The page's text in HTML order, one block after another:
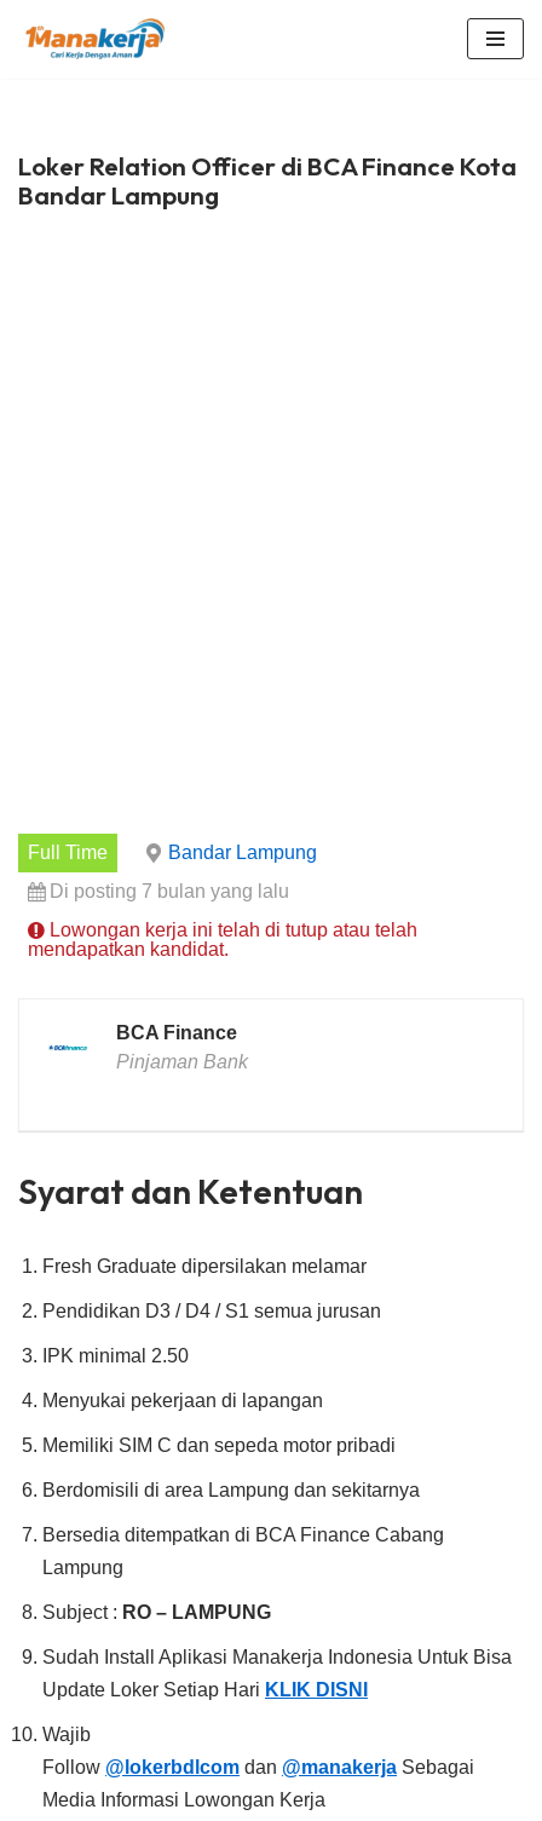
Loker Relation Officer di BCA Finance Kota
Bandar Lampung
Full Time
Bandar Lampung
Di posting 7 bulan yang lalu
Lowongan kerja ini telah di tutup atau telah
mendapatkan kandidat.
BCA Finance
Pinjaman Bank
Syarat dan Ketentuan
Fresh Graduate dipersilakan melamar
Pendidikan D3 / D4 / S1 semua jurusan
IPK minimal 2.50
Menyukai pekerjaan di lapangan
Memiliki SIM C dan sepeda motor pribadi
Berdomisili di area Lampung dan sekitarnya
Bersedia ditempatkan di BCA Finance Cabang
Lampung
Subject : RO – LAMPUNG
Sudah Install Aplikasi Manakerja Indonesia Untuk Bisa
Update Loker Setiap Hari KLIK DISNI
Wajib
Follow @lokerbdlcom dan @manakerja Sebagai
Media Informasi Lowongan Kerja